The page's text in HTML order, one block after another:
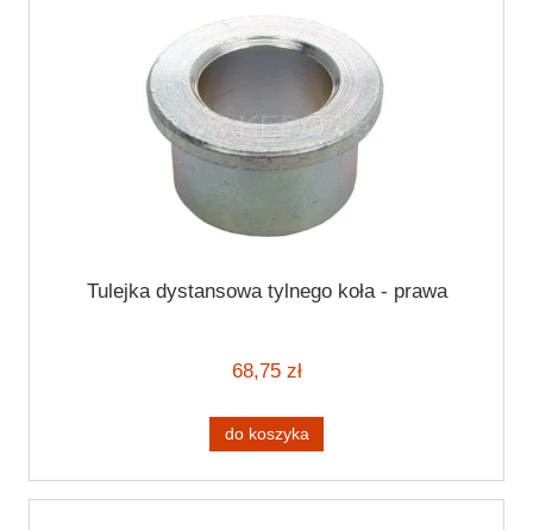
Tulejka dystansowa tylnego koła - prawa
68,75 zł
do koszyka